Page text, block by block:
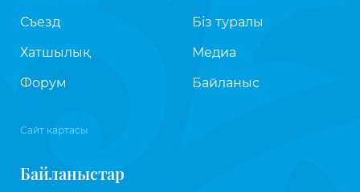
Съезд
Хатшылық
Форум
Біз туралы
Медиа
Байланыс
Сайт картасы
Байланыстар